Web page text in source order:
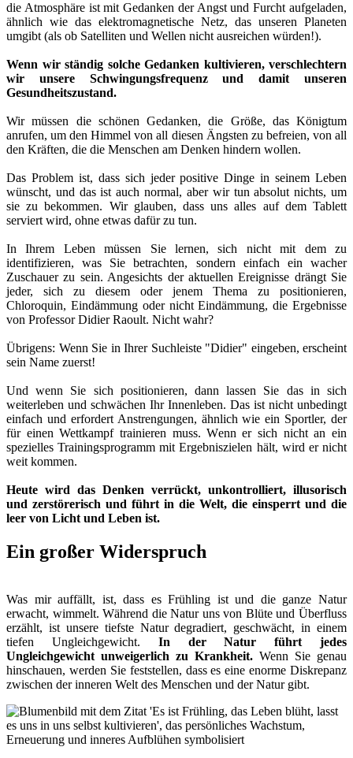
die Atmosphäre ist mit Gedanken der Angst und Furcht aufgeladen,
ähnlich wie das elektromagnetische Netz, das unseren Planeten
umgibt (als ob Satelliten und Wellen nicht ausreichen würden!).
Wenn wir ständig solche Gedanken kultivieren, verschlechtern
wir unsere Schwingungsfrequenz und damit unseren
Gesundheitszustand.
Wir müssen die schönen Gedanken, die Größe, das Königtum
anrufen, um den Himmel von all diesen Ängsten zu befreien, von all
den Kräften, die die Menschen am Denken hindern wollen.
Das Problem ist, dass sich jeder positive Dinge in seinem Leben
wünscht, und das ist auch normal, aber wir tun absolut nichts, um
sie zu bekommen. Wir glauben, dass uns alles auf dem Tablett
serviert wird, ohne etwas dafür zu tun.
In Ihrem Leben müssen Sie lernen, sich nicht mit dem zu
identifizieren, was Sie betrachten, sondern einfach ein wacher
Zuschauer zu sein. Angesichts der aktuellen Ereignisse drängt Sie
jeder, sich zu diesem oder jenem Thema zu positionieren,
Chloroquin, Eindämmung oder nicht Eindämmung, die Ergebnisse
von Professor Didier Raoult. Nicht wahr?
Übrigens: Wenn Sie in Ihrer Suchleiste "Didier" eingeben, erscheint
sein Name zuerst!
Und wenn Sie sich positionieren, dann lassen Sie das in sich
weiterleben und schwächen Ihr Innenleben. Das ist nicht unbedingt
einfach und erfordert Anstrengungen, ähnlich wie ein Sportler, der
für einen Wettkampf trainieren muss. Wenn er sich nicht an ein
spezielles Trainingsprogramm mit Ergebniszielen hält, wird er nicht
weit kommen.
Heute wird das Denken verrückt, unkontrolliert, illusorisch
und zerstörerisch und führt in die Welt, die einsperrt und die
leer von Licht und Leben ist.
Ein großer Widerspruch
Was mir auffällt, ist, dass es Frühling ist und die ganze Natur
erwacht, wimmelt. Während die Natur uns von Blüte und Überfluss
erzählt, ist unsere tiefste Natur degradiert, geschwächt, in einem
tiefen Ungleichgewicht. In der Natur führt jedes
Ungleichgewicht unweigerlich zu Krankheit. Wenn Sie genau
hinschauen, werden Sie feststellen, dass es eine enorme Diskrepanz
zwischen der inneren Welt des Menschen und der Natur gibt.